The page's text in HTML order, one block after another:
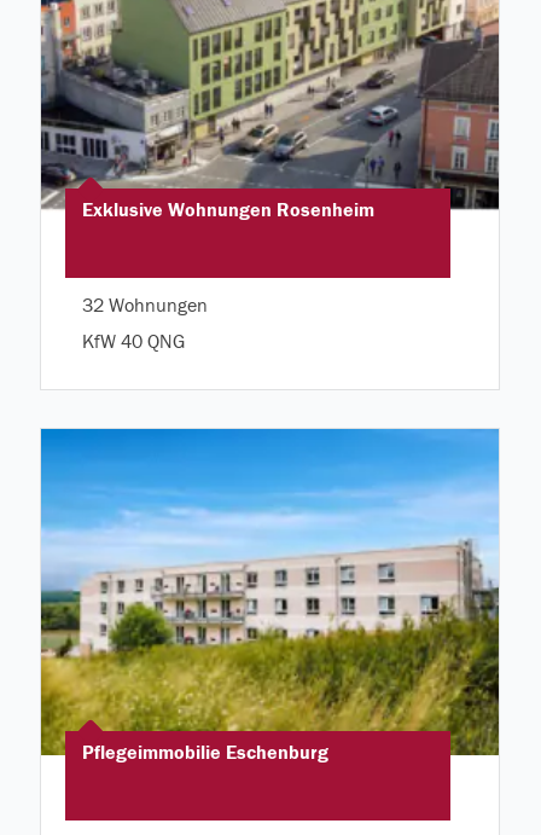
Exklusive Wohnungen Rosenheim
32 Wohnungen
KfW 40 QNG
Pflegeimmobilie Eschenburg